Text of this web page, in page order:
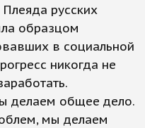
русских
образцом
в социальной
никогда не
делаем общее дело.
мы делаем